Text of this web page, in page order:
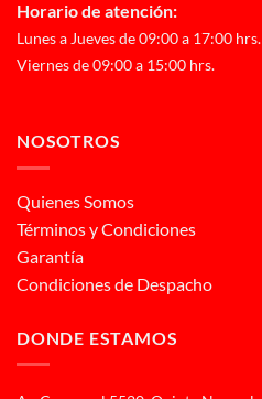
Horario de atención:
Lunes a Jueves de 09:00 a 17:00 hrs.
Viernes de 09:00 a 15:00 hrs.
NOSOTROS
Quienes Somos
Términos y Condiciones
Garantía
Condiciones de Despacho
DONDE ESTAMOS